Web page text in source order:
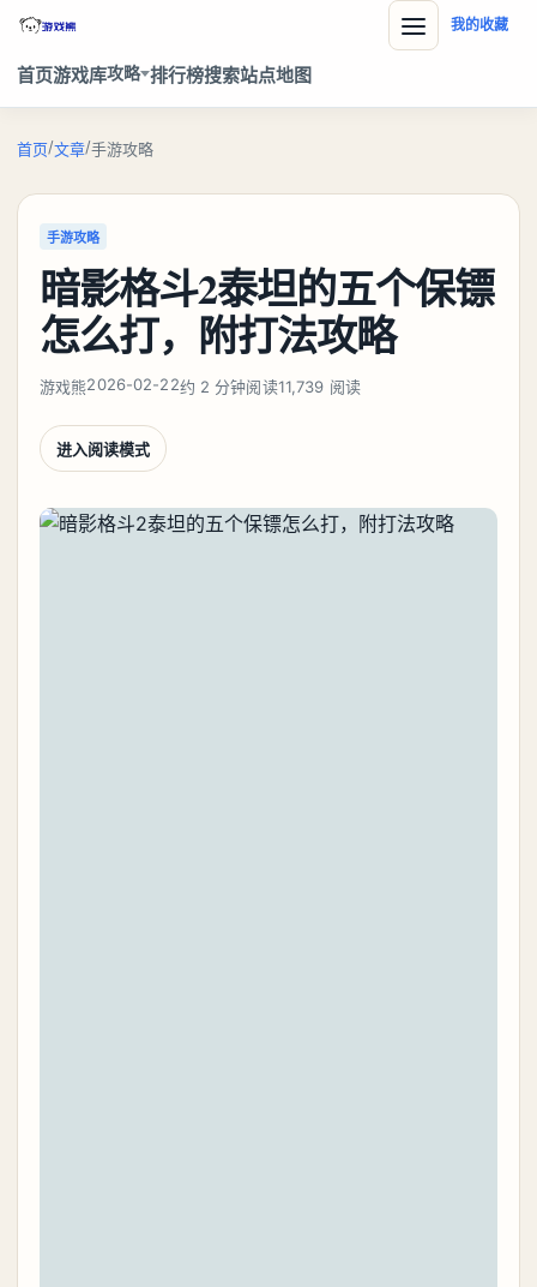
首页游戏库攻略 排行榜搜索站点地图
我的收藏
首页/文章/手游攻略
手游攻略
暗影格斗2泰坦的五个保镖
怎么打，附打法攻略
游戏熊2026-02-22约 2 分钟阅读11,739 阅读
进入阅读模式